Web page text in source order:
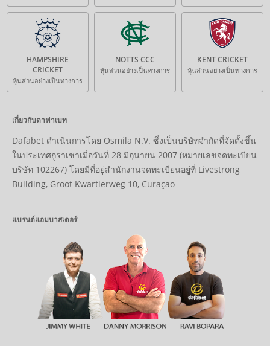
HAMPSHIRE
CRICKET
หุ้นส่วนอย่างเป็นทางการ
NOTTS CCC
หุ้นส่วนอย่างเป็นทางการ
KENT CRICKET
หุ้นส่วนอย่างเป็นทางการ
เกี่ยวกับดาฟาเบท
Dafabet ดำเนินการโดย Osmila N.V. ซึ่งเป็นบริษัทจำกัดที่จัดตั้งขึ้น
ในประเทศกูราเซาเมื่อวันที่ 28 มิถุนายน 2007 (หมายเลขจดทะเบียน
บริษัท 102267) โดยมีที่อยู่สำนักงานจดทะเบียนอยู่ที่ Livestrong
Building, Groot Kwartierweg 10, Curaçao
แบรนด์แอมบาสเดอร์